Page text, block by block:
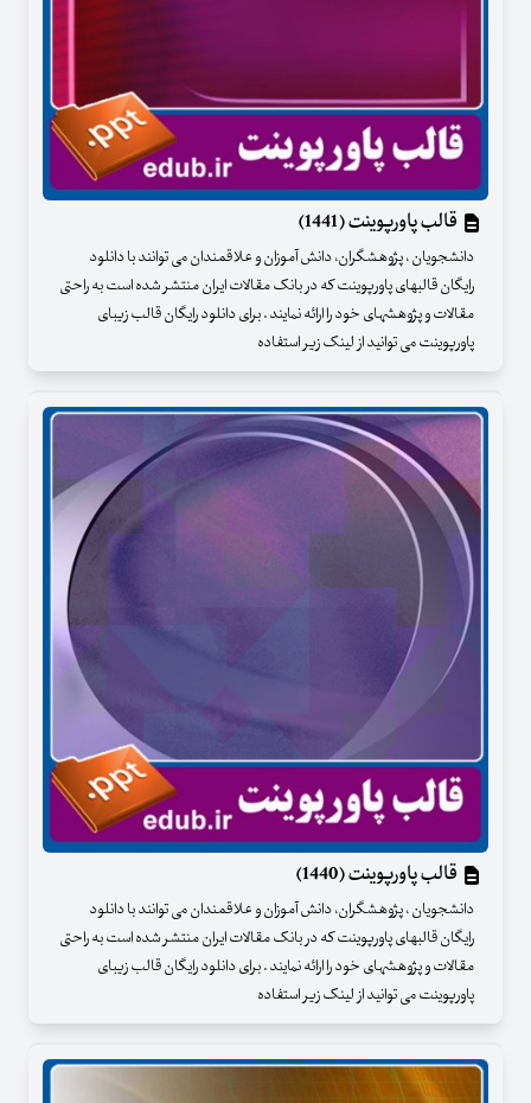
قالب پاورپوینت (1441)
دانشجویان ، پژوهشگران، دانش آموزان و علاقمندان می توانند با دانلود
رایگان قالبهای پاورپوینت که در بانک مقالات ایران منتشر شده است به راحتی
مقالات و پژوهشهای خود را ارائه نمایند . برای دانلود رایگان قالب زیبای
پاورپوینت می توانید از لینک زیر استفاده
قالب پاورپوینت (1440)
دانشجویان ، پژوهشگران، دانش آموزان و علاقمندان می توانند با دانلود
رایگان قالبهای پاورپوینت که در بانک مقالات ایران منتشر شده است به راحتی
مقالات و پژوهشهای خود را ارائه نمایند . برای دانلود رایگان قالب زیبای
پاورپوینت می توانید از لینک زیر استفاده